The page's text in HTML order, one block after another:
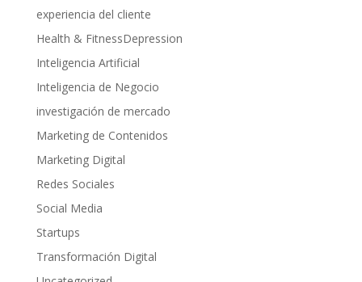
experiencia del cliente
Health & FitnessDepression
Inteligencia Artificial
Inteligencia de Negocio
investigación de mercado
Marketing de Contenidos
Marketing Digital
Redes Sociales
Social Media
Startups
Transformación Digital